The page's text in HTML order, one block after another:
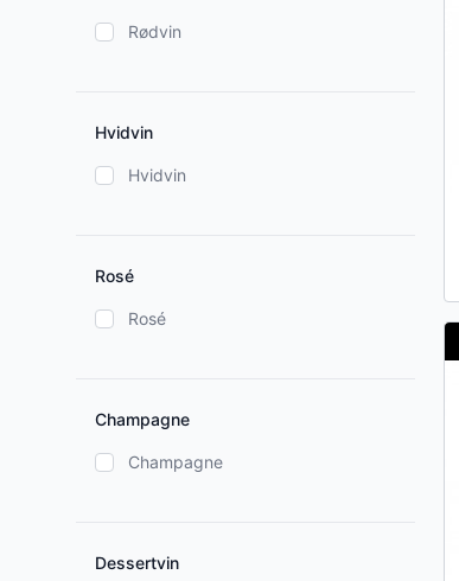
Rødvin
Hvidvin
Hvidvin
Rosé
Rosé
Champagne
Champagne
Dessertvin